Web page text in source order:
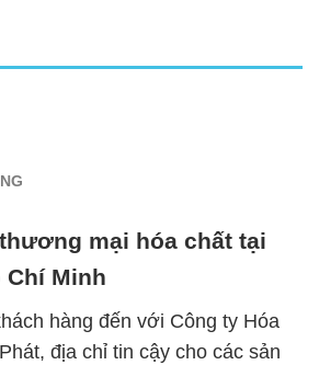
mại hóa chất tại
Chí Minh
hàng đến với Công ty Hóa
địa chỉ tin cậy cho các sản